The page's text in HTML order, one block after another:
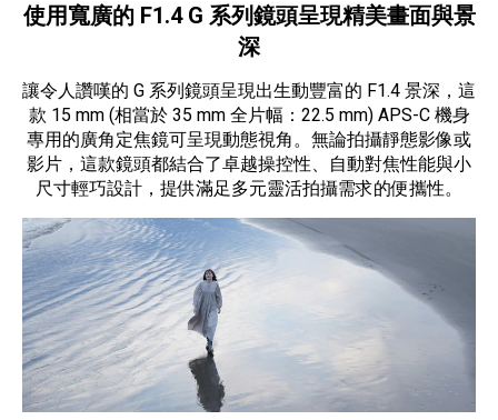
使用寬廣的 F1.4 G 系列鏡頭呈現精美畫面與景
深
讓令人讚嘆的 G 系列鏡頭呈現出生動豐富的 F1.4 景深，這
款 15 mm (相當於 35 mm 全片幅：22.5 mm) APS-C 機身
專用的廣角定焦鏡可呈現動態視角。無論拍攝靜態影像或
影片，這款鏡頭都結合了卓越操控性、自動對焦性能與小
尺寸輕巧設計，提供滿足多元靈活拍攝需求的便攜性。